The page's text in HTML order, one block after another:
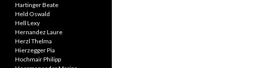
Hartinger Beate
Held Oswald
Hell Lexy
Hernandez Laure
Herzl Thelma
Hierzegger Pia
Hochmair Philipp